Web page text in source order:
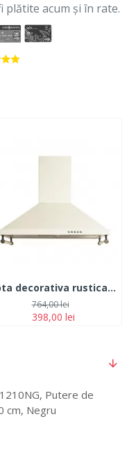
acum și în rate.
Hota decorativa rustica Hausberg HB-1500, Putere absorbtie 450 m3/h, 1 motor, 60 cm otel inoxidabil
398,00 lei
764,00 lei
Putere de
cm, Negru